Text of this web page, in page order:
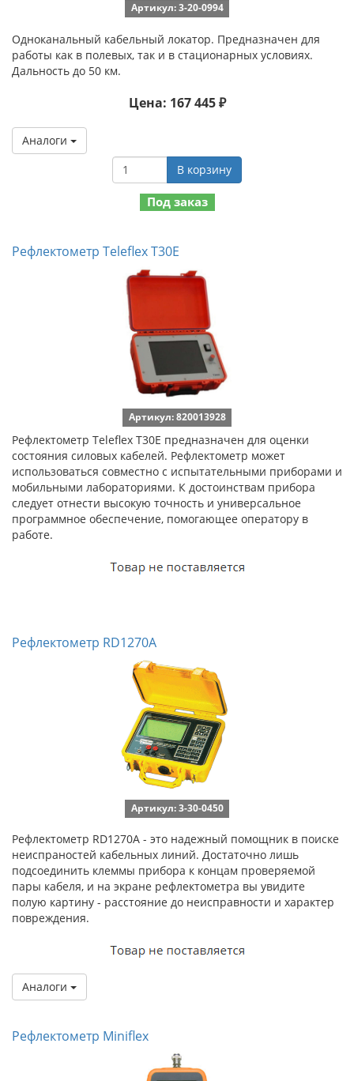
Артикул: 3-20-0994
Одноканальный кабельный локатор. Предназначен для
работы как в полевых, так и в стационарных условиях.
Дальность до 50 км.
Цена: 167 445 ₽
Аналоги
В корзину
Под заказ
Рефлектометр Teleflex T30E
Артикул: 820013928
Рефлектометр Teleflex T30E предназначен для оценки
состояния силовых кабелей. Рефлектометр может
использоваться совместно с испытательными приборами и
мобильными лабораториями. К достоинствам прибора
следует отнести высокую точность и универсальное
программное обеспечение, помогающее оператору в
работе.
Рефлектометр RD1270A
Артикул: 3-30-0450
Рефлектометр RD1270A - это надежный помощник в поиске
неиспраностей кабельных линий. Достаточно лишь
подсоединить клеммы прибора к концам проверяемой
пары кабеля, и на экране рефлектометра вы увидите
полую картину - расстояние до неисправности и характер
повреждения.
Аналоги
Рефлектометр Miniflex